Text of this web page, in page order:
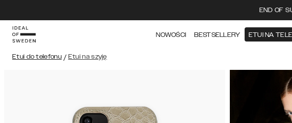
END OF
NOWOŚCI BESTSELLERY ETUI NA
Etui do telefonu / Etui na szyję